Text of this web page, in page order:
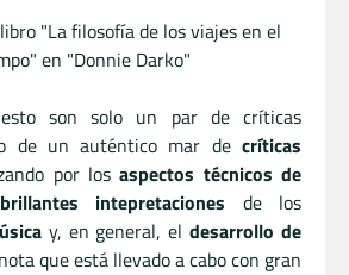
son solo un par de críticas
de un auténtico mar de críticas
por losaspectos técnicos de
brillantes intepretaciones de los
y, en general, eldesarrollo de
que está llevado a cabo con gran